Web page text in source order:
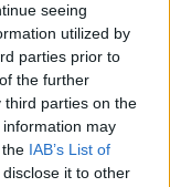
seeing
utilized by
parties prior to
the further
third parties on the
information may
IAB’s List of
it to other